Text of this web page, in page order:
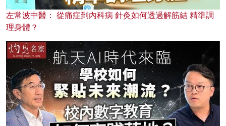
左常波中醫： 從痛症到內科病 針灸如何透過解筋結 精準調
理身體？